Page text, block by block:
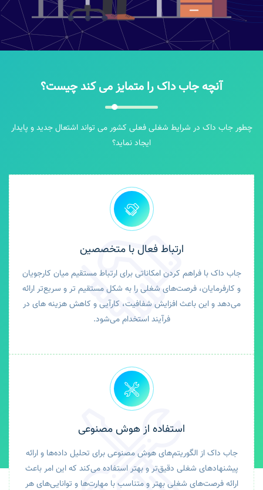
آنچه جاب داک را متمایز می کند چیست؟
چطور جاب داک در شرایط شغلی فعلی کشور می تواند اشتعال جدید و پایدار
ایجاد نماید؟
ارتباط فعال با متخصصین
جاب داک با فراهم کردن امکاناتی برای ارتباط مستقیم میان کارجویان
و کارفرمایان، فرصت‌های شغلی را به شکل مستقیم تر و سریع‌تر ارائه
می‌دهد و این باعث افزایش شفافیت، کارآیی و کاهش هزینه های در
فرآیند استخدام می‌شود.
استفاده از هوش مصنوعی
جاب داک از الگوریتم‌های هوش مصنوعی برای تحلیل داده‌ها و ارائه
پیشنهادهای شغلی دقیق‌تر و بهتر استفاده می‌کند که این امر باعث
ارائه فرصت‌های شغلی بهتر و متناسب با مهارت‌ها و توانایی‌های هر